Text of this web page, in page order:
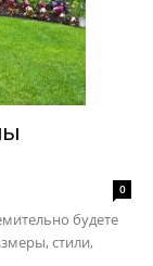
0
будете
стили,